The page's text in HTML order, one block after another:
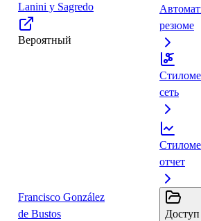
Lanini y Sagredo
Вероятный
резюме
сеть
Francisco González
de Bustos
отчет
Доступ